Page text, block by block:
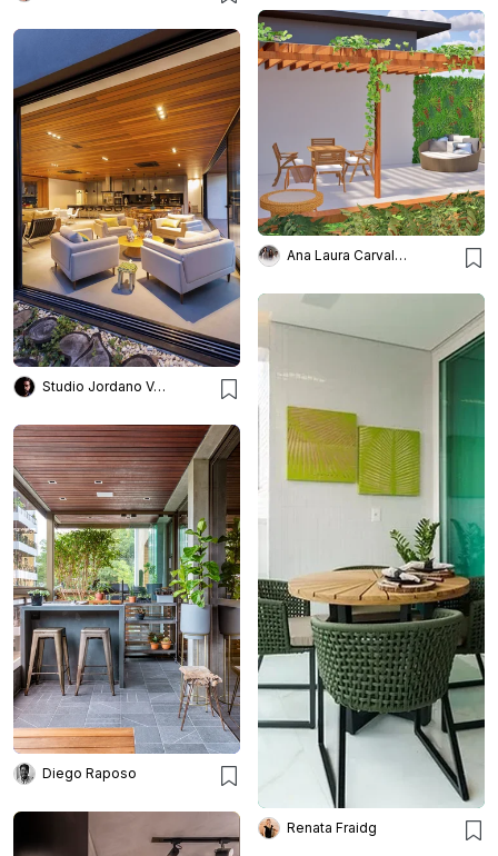
Ana Laura Carvalho Arquitetura e Engenharia
Studio Jordano Valota
Renata Fraidg
Diego Raposo